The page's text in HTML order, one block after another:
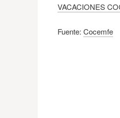
VACACIONES
Fuente: Cocemfe